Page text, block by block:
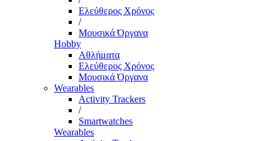
Ελεύθερος Χρόνος
/
Μουσικά Όργανα
Hobby
Αθλήματα
Ελεύθερος Χρόνος
Μουσικά Όργανα
Wearables
Activity Trackers
/
Smartwatches
Wearables